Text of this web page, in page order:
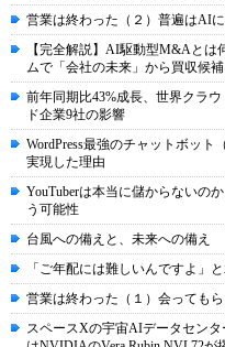
営業は終わった（２）普遍はAI
【完全解説】AI駆動型M&Aと
ムで「会社の未来」から買収候
前年同期比43%成長、世界クラ
ド企業9社の影響
WordPress最強のチャットボッ
実現した理由
YouTuberは本当に儲からないの
う可能性
台風への備えと、未来への備え
「ご年配には難しいんですよ」
営業は終わった（１）会っても
スペースXの宇宙AIデータセンタ